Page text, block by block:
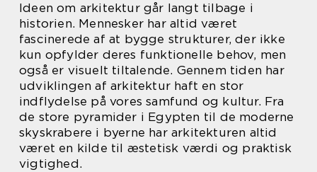
Ideen om arkitektur går langt tilbage i
historien. Mennesker har altid været
fascinerede af at bygge strukturer, der ikke
kun opfylder deres funktionelle behov, men
også er visuelt tiltalende. Gennem tiden har
udviklingen af arkitektur haft en stor
indflydelse på vores samfund og kultur. Fra
de store pyramider i Egypten til de moderne
skyskrabere i byerne har arkitekturen altid
været en kilde til æstetisk værdi og praktisk
vigtighed.